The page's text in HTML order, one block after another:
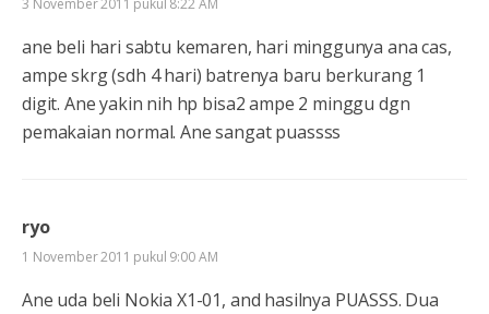
ane beli hari sabtu kemaren, hari minggunya ana cas,
ampe skrg (sdh 4 hari) batrenya baru berkurang 1
digit. Ane yakin nih hp bisa2 ampe 2 minggu dgn
pemakaian normal. Ane sangat puassss
ryo
1 November 2011 pukul 9:00 AM
Ane uda beli Nokia X1-01, and hasilnya PUASSS. Dua